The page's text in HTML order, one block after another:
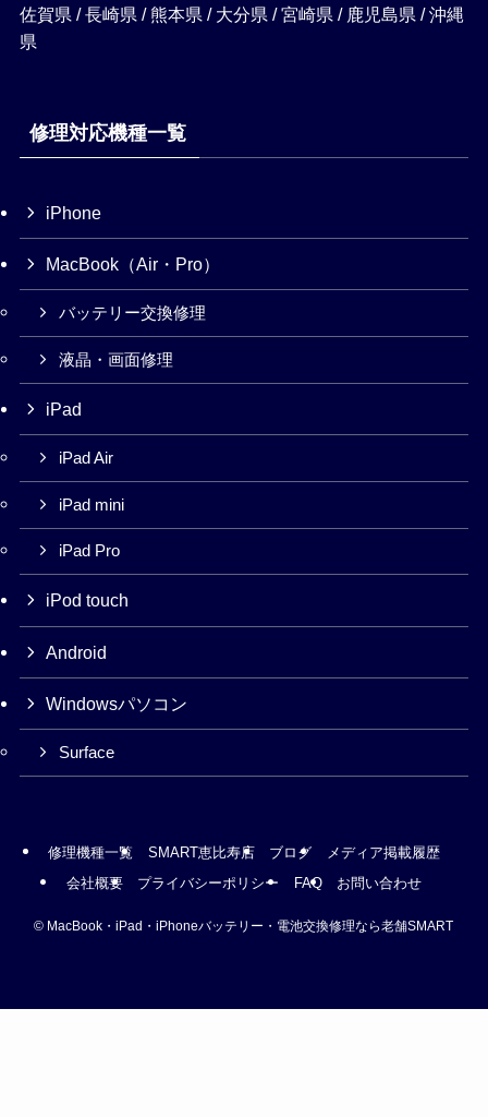
佐賀県 / 長崎県 / 熊本県 / 大分県 / 宮崎県 / 鹿児島県 / 沖縄
県
修理対応機種一覧
iPhone
MacBook（Air・Pro）
バッテリー交換修理
液晶・画面修理
iPad
iPad Air
iPad mini
iPad Pro
iPod touch
Android
Windowsパソコン
Surface
修理機種一覧 SMART恵比寿店 ブログ
メディア掲載履歴
会社概要
プライバシーポリシー FAQ お問い合わせ
© MacBook・iPad・iPhoneバッテリー・電池交換修理なら老舗SMART